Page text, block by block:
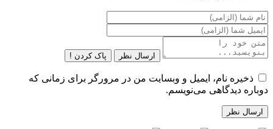
ارسال نظر پاک کردن !
ذخیره نام، ایمیل و وبسایت من در مرورگر برای زمانی که
دوباره دیدگاهی می‌نویسم.